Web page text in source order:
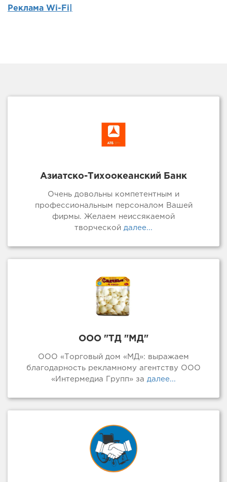
Реклама Wi-Fi|
Азиатско-Тихоокеанский Банк
Очень довольны компетентным и
профессиональным персоналом Вашей
фирмы. Желаем неиссякаемой
творческой далее...
ООО "ТД "МД"
ООО «Торговый дом «МД»: выражаем
благодарность рекламному агентству ООО
«Интермедиа Групп» за далее...